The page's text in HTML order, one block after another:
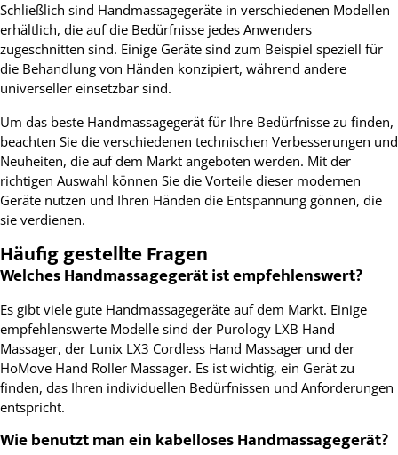
Schließlich sind Handmassagegeräte in verschiedenen Modellen
erhältlich, die auf die Bedürfnisse jedes Anwenders
zugeschnitten sind. Einige Geräte sind zum Beispiel speziell für
die Behandlung von Händen konzipiert, während andere
universeller einsetzbar sind.
Um das beste Handmassagegerät für Ihre Bedürfnisse zu finden,
beachten Sie die verschiedenen technischen Verbesserungen und
Neuheiten, die auf dem Markt angeboten werden. Mit der
richtigen Auswahl können Sie die Vorteile dieser modernen
Geräte nutzen und Ihren Händen die Entspannung gönnen, die
sie verdienen.
Häufig gestellte Fragen
Welches Handmassagegerät ist empfehlenswert?
Es gibt viele gute Handmassagegeräte auf dem Markt. Einige
empfehlenswerte Modelle sind der Purology LXB Hand
Massager, der Lunix LX3 Cordless Hand Massager und der
HoMove Hand Roller Massager. Es ist wichtig, ein Gerät zu
finden, das Ihren individuellen Bedürfnissen und Anforderungen
entspricht.
Wie benutzt man ein kabelloses Handmassagegerät?